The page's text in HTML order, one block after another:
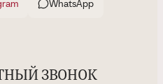
WhatsApp
звонок